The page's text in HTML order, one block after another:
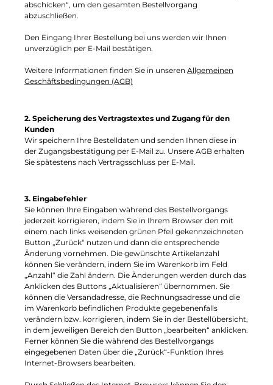
abschicken“, um den gesamten Bestellvorgang
abzuschließen.
Den Eingang Ihrer Bestellung bei uns werden wir Ihnen
unverzüglich per E-Mail bestätigen.
Weitere Informationen finden Sie in unseren Allgemeinen
Geschäftsbedingungen (AGB)
2. Speicherung des Vertragstextes und Zugang für den
Kunden
Wir speichern Ihre Bestelldaten und senden Ihnen diese in
der Zugangsbestätigung per E-Mail zu. Unsere AGB erhalten
Sie spätestens nach Vertragsschluss per E-Mail.
3. Eingabefehler
Sie können Ihre Eingaben während des Bestellvorgangs
jederzeit korrigieren, indem Sie in Ihrem Browser den mit
einem nach links weisenden grünen Pfeil gekennzeichneten
Button „Zurück“ nutzen und dann die entsprechende
Änderung vornehmen. Die gewünschte Artikelanzahl
können Sie verändern, indem Sie im Warenkorb im Feld
„Anzahl“ die Zahl ändern. Die Änderungen werden durch das
Anklicken des Buttons „Aktualisieren“ übernommen. Sie
können die Versandadresse, die Rechnungsadresse und die
im Warenkorb befindlichen Produkte gegebenenfalls
verändern bzw. korrigieren, indem Sie in der Bestellübersicht,
in dem jeweiligen Bereich den Button „bearbeiten“ anklicken.
Ferner können Sie die während des Bestellvorgangs
eingegebenen Daten über die „Zurück“-Funktion Ihres
Internet-Browsers bearbeiten.